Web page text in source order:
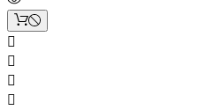



